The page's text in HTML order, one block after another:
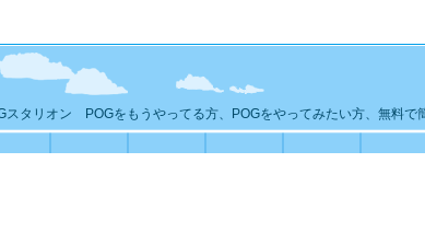
スタリオン POGをもうやってる方、POGをやってみたい方、無料で